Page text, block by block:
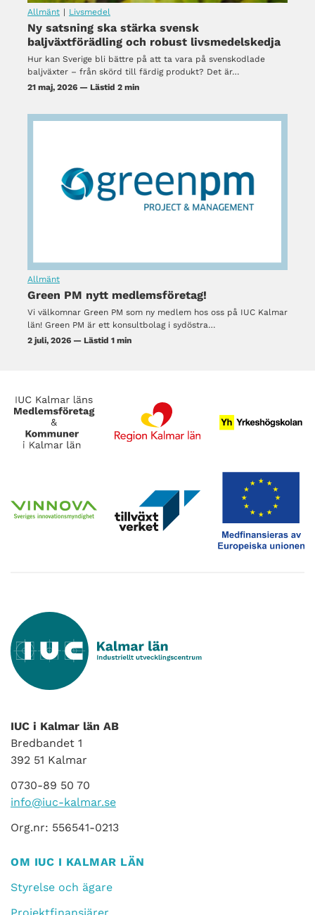
Allmänt | Livsmedel
Ny satsning ska stärka svensk
baljväxtförädling och robust livsmedelskedja
Hur kan Sverige bli bättre på att ta vara på svenskodlade
baljväxter – från skörd till färdig produkt? Det är…
21 maj, 2026 — Lästid 2 min
Allmänt
Green PM nytt medlemsföretag!
Vi välkomnar Green PM som ny medlem hos oss på IUC Kalmar
län! Green PM är ett konsultbolag i sydöstra…
2 juli, 2026 — Lästid 1 min
IUC i Kalmar län AB
Bredbandet 1
392 51 Kalmar
0730-89 50 70
info@iuc-kalmar.se
Org.nr: 556541-0213
OM IUC I KALMAR LÄN
Styrelse och ägare
Projektfinansiärer